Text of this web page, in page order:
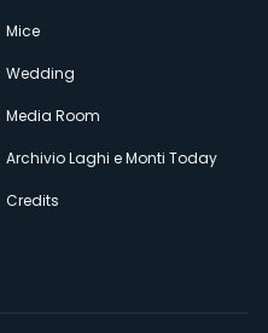
Mice
Wedding
Media Room
Archivio Laghi e Monti Today
Credits